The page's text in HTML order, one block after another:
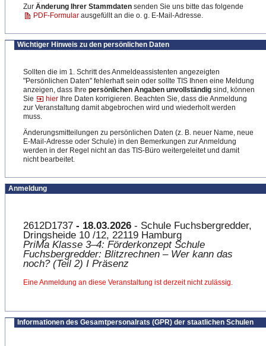
Zur Änderung Ihrer Stammdaten senden Sie uns bitte das folgende
PDF-Formular ausgefüllt an die o. g. E-Mail-Adresse.
Wichtiger Hinweis zu den persönlichen Daten
Sollten die im 1. Schritt des Anmeldeassistenten angezeigten
"Persönlichen Daten" fehlerhaft sein oder sollte TIS Ihnen eine Meldung
anzeigen, dass Ihre persönlichen Angaben unvollständig sind, können
Sie
hier Ihre Daten korrigieren. Beachten Sie, dass die Anmeldung
zur Veranstaltung damit abgebrochen wird und wiederholt werden
muss.
Änderungsmitteilungen zu persönlichen Daten (z. B. neuer Name, neue
E-Mail-Adresse oder Schule) in den Bemerkungen zur Anmeldung
werden in der Regel nicht an das TIS-Büro weitergeleitet und damit
nicht bearbeitet.
Anmeldung
2612D1737 - 18.03.2026 - Schule Fuchsbergredder,
Dringsheide 10 /12, 22119 Hamburg
PriMa Klasse 3–4: Förderkonzept Schule
Fuchsbergredder: Blitzrech​nen – Wer kann das
noch? (Teil 2) I Präsenz
Eine Anmeldung an diese Veranstaltung ist derzeit nicht zulässig.
Informationen des Gesamtpersonalrats (GPR) der staatlichen Schulen